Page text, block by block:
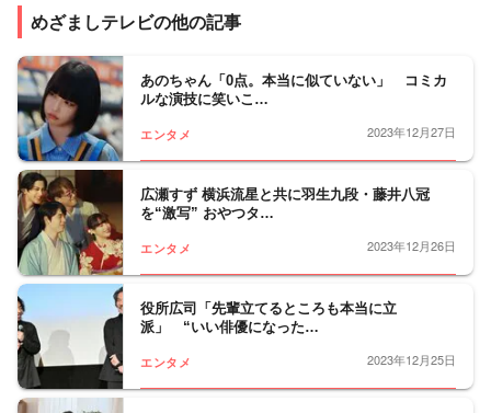
めざましテレビの他の記事
あのちゃん「0点。本当に似ていない」 コミカ
ルな演技に笑いこ…
エンタメ 2023年12月27日
広瀬すず 横浜流星と共に羽生九段・藤井八冠
を“激写” おやつタ…
エンタメ 2023年12月26日
役所広司「先輩立てるところも本当に立
派」 “いい俳優になった…
エンタメ 2023年12月25日